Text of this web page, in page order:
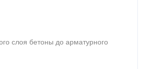
слоя бетоны до арматурного